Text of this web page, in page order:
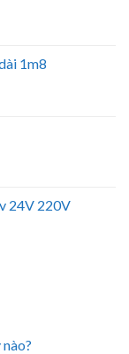
1m8
24V 220V